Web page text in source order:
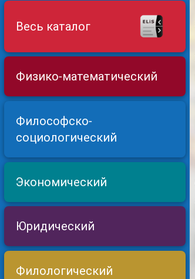
Весь каталог
Физико-математический
Философско-
социологический
Экономический
Юридический
Филологический